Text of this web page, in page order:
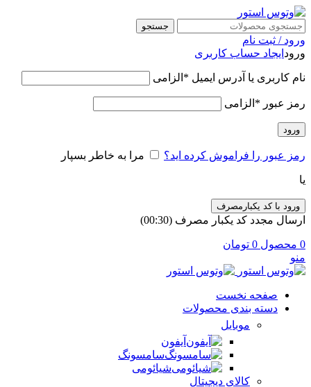
جستجو
ورود / ثبت نام
ورود ایجاد حساب کاربری
نام کاربری یا آدرس ایمیل * الزامی
رمز عبور * الزامی
ورود
رمز عبور را فراموش کرده اید؟ مرا به خاطر بسپار
یا
ورود با کد یکبارمصرف
ارسال مجدد کد یکبار مصرف (00:
30
)
0 محصول 0 تومان
منو
صفحه نخست
دسته بندی محصولات
موبایل
آیفون
سامسونگ
شیائومی
کالای دیجیتال